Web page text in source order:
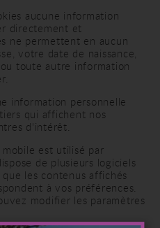
aucune information
directement et
ne permettent en aucun
votre date de naissance,
toute autre information
information personnelle
qui affichent nos
d'intérêt.
est utilisé par
de plusieurs logiciels
les contenus affichés
à vos préférences.
modifier les paramètres